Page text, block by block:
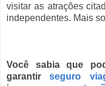
visitar as atrações
independentes. Mais
Você sabia que
garantirseguro